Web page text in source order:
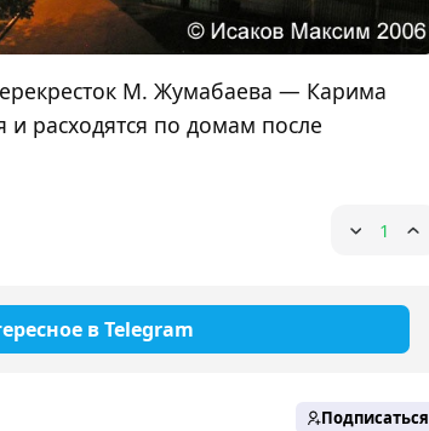
М. Жумабаева — Карима
расходятся по домам после
1
в Telegram
Подписаться